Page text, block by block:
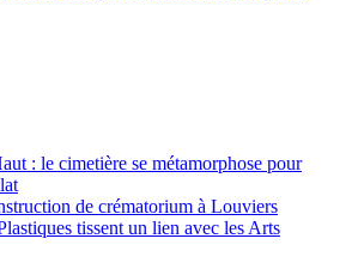
: le cimetière se métamorphose pour
de crématorium à Louviers
tissent un lien avec les Arts